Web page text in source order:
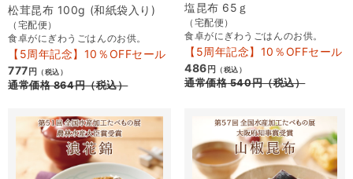
松茸昆布 100g (和紙袋入り)
（宅配便）
食卓がにぎわうごはんのお供。
【5周年記念】10％OFFセール
777 円 （税込）
通常価格864円（税込）
塩昆布 65ｇ
（宅配便）
食卓がにぎわうごはんのお供。
【5周年記念】10％OFFセール
486 円 （税込）
通常価格540円（税込）